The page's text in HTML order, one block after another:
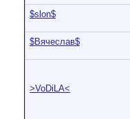
$slon$
$Вячеслав$
>VoDiLA<